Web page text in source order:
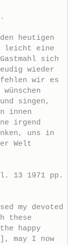
heutigen
leicht eine
sich
wieder
wir es
wünschen
singen,
innen
irgend
uns in
Welt
13 1971 pp.
my devoted
these
happy
may I now